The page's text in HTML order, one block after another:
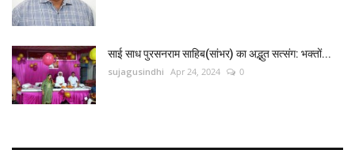
साई साध पुरसनराम साहिब(सांभर) का अद्भुत सत्संग: भक्तों...
sujagusindhi Apr 24, 2024 0